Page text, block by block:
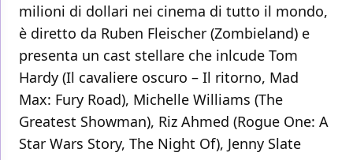
milioni di dollari nei cinema di tutto il mondo,
è diretto da Ruben Fleischer (Zombieland) e
presenta un cast stellare che inlcude Tom
Hardy (Il cavaliere oscuro – Il ritorno, Mad
Max: Fury Road), Michelle Williams (The
Greatest Showman), Riz Ahmed (Rogue One: A
Star Wars Story, The Night Of), Jenny Slate